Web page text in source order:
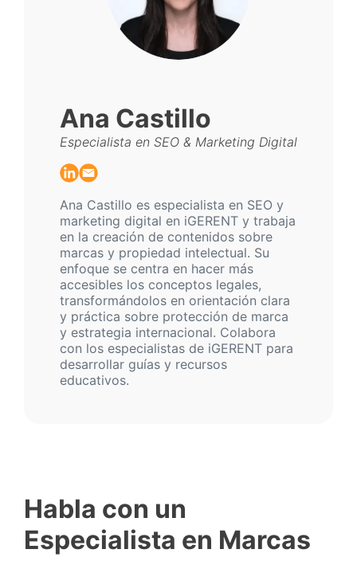
Ana Castillo
Especialista en SEO & Marketing Digital
Ana Castillo es especialista en SEO y
marketing digital en iGERENT y trabaja
en la creación de contenidos sobre
marcas y propiedad intelectual. Su
enfoque se centra en hacer más
accesibles los conceptos legales,
transformándolos en orientación clara
y práctica sobre protección de marca
y estrategia internacional. Colabora
con los especialistas de iGERENT para
desarrollar guías y recursos
educativos.
Habla con un
Especialista en Marcas